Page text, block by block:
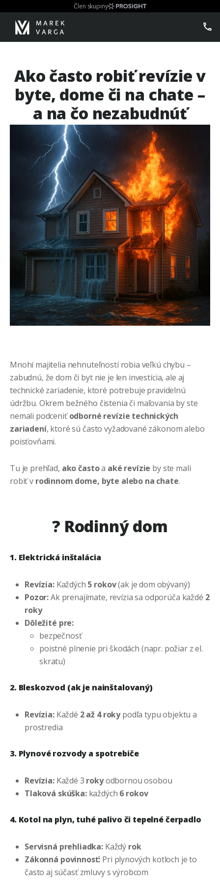
Člen skupiny
Ako často robiť revízie v
byte, dome či na chate –
a na čo nezabudnúť
Mnohí majitelia nehnuteľností robia veľkú chybu –
zabudnú, že dom či byt nie je len investícia, ale aj
technické zariadenie, ktoré potrebuje pravidelnú
údržbu. Okrem bežného čistenia či maľovania by ste
nemali podceniťodborné revízie technických
zariadení, ktoré sú často vyžadované zákonom alebo
poisťovňami.
Tu je prehľad, ako častoa aké revízie by ste mali
robiť v rodinnom dome, byte alebo na chate.
? Rodinný dom
1. Elektrická inštalácia
Revízia:Každých 5 rokov(ak je dom obývaný)
Pozor:Ak prenajímate, revízia sa odporúča každé 2
roky
Dôležité pre:
bezpečnosť
poistné plnenie pri škodách (napr. požiar z el.
skratu)
2. Bleskozvod (ak je nainštalovaný)
Revízia:Každé 2 až 4 rokypodľa typu objektu a
prostredia
3. Plynové rozvody a spotrebiče
Revízia:Každé 3 rokyodbornou osobou
Tlaková skúška:každých 6 rokov
4. Kotol na plyn, tuhé palivo či tepelné čerpadlo
Servisná prehliadka: Každý rok
Zákonná povinnosť: Pri plynových kotloch je to
často aj súčasť zmluvy s výrobcom